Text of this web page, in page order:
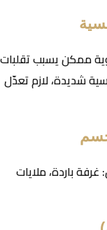
ممكن يسبب تقلبات
شديدة، لازم تعدّل
باردة، ملايات